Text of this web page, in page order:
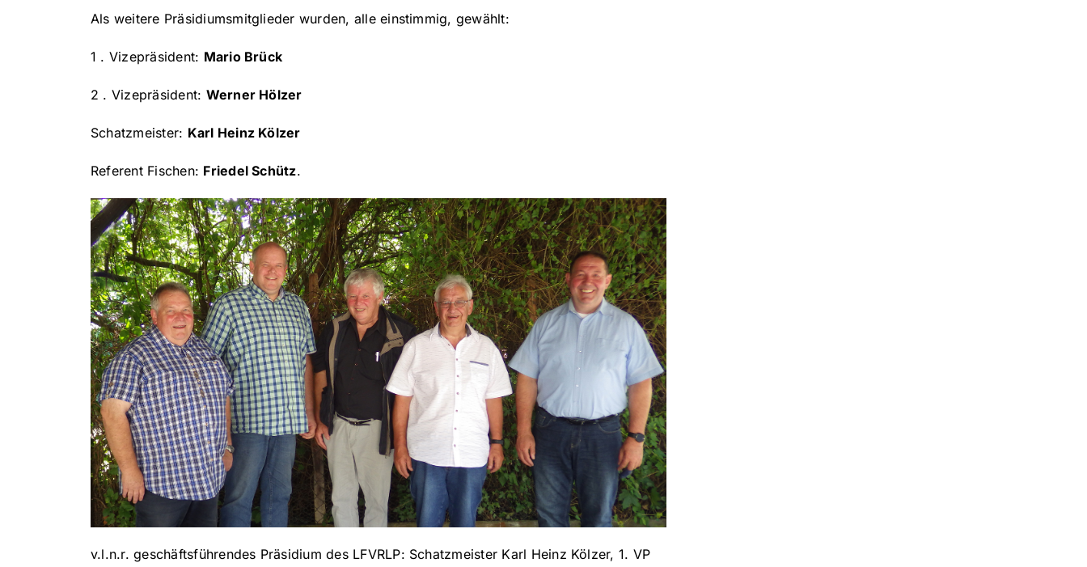
Als weitere Präsidiumsmitglieder wurden, alle einstimmig, gewählt:
1 . Vizepräsident: Mario Brück
2 . Vizepräsident: Werner Hölzer
Schatzmeister: Karl Heinz Kölzer
Referent Fischen: Friedel Schütz.
v.l.n.r. geschäftsführendes Präsidium des LFVRLP: Schatzmeister Karl Heinz Kölzer, 1. VP